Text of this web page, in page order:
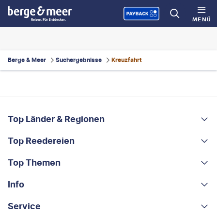
MENÜ
Berge & Meer Suchergebnisse Kreuzfahrt
Footer navigation
Top Länder & Regionen
Portugal
Albanien
Griechenland
Top Reedereien
AIDA
MSC Cruises
Costa Kreuzfahrten
Top Themen
Rundreisen
Kleingruppen-Rundreisen
Info
Über uns
Service